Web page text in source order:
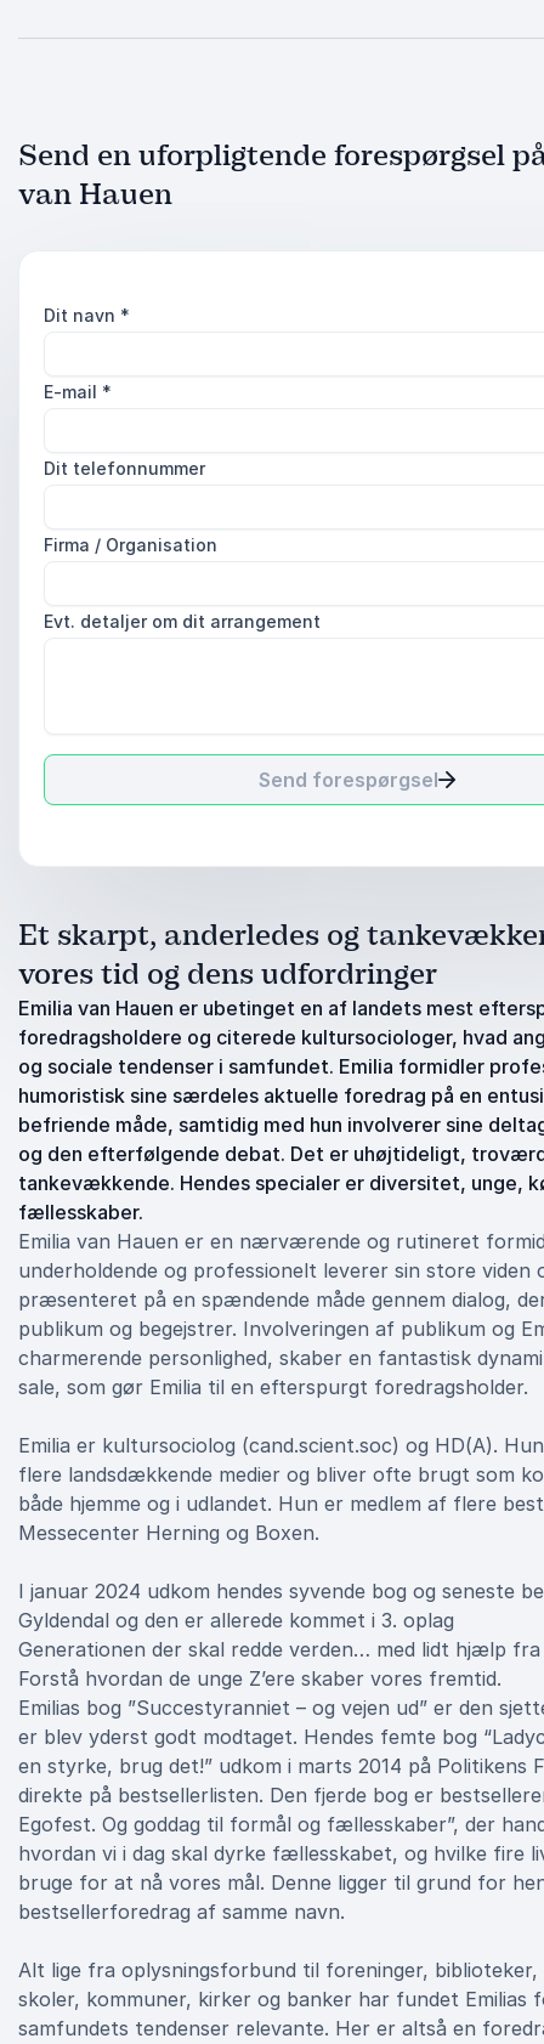
Send en uforpligtende forespørgsel
van Hauen
Dit navn *
E-mail *
Dit telefonnummer
Firma / Organisation
Evt. detaljer om dit arrangement
Send forespørgsel
Et skarpt, anderledes og
vores tid og dens udfordringer
Emilia van Hauen er ubetinget en af landets mest
foredragsholdere og citerede kultursociologer, hvad
og sociale tendenser i samfundet. Emilia formidler
humoristisk sine særdeles aktuelle foredrag på en
befriende måde, samtidig med hun involverer sine
og den efterfølgende debat. Det er uhøjtideligt,
tankevækkende. Hendes specialer er diversitet, unge,
fællesskaber.
Emilia van Hauen er en nærværende og rutineret
underholdende og professionelt leverer sin store viden
præsenteret på en spændende måde gennem dialog,
publikum og begejstrer. Involveringen af publikum og
charmerende personlighed, skaber en fantastisk
sale, som gør Emilia til en efterspurgt foredragsholder.
Emilia er kultursociolog (cand.scient.soc) og HD(A).
flere landsdækkende medier og bliver ofte brugt som
både hjemme og i udlandet. Hun er medlem af flere
Messecenter Herning og Boxen.
I januar 2024 udkom hendes syvende bog og seneste
Gyldendal og den er allerede kommet i 3. oplag
Generationen der skal redde verden… med lidt hjælp fra
Forstå hvordan de unge Z’ere skaber vores fremtid.
Emilias bog ”Succestyranniet – og vejen ud” er den
er blev yderst godt modtaget. Hendes femte bog
en styrke, brug det!” udkom i marts 2014 på Politikens
direkte på bestsellerlisten. Den fjerde bog er
Egofest. Og goddag til formål og fællesskaber”, der
hvordan vi i dag skal dyrke fællesskabet, og hvilke fire
bruge for at nå vores mål. Denne ligger til grund for
bestsellerforedrag af samme navn.
Alt lige fra oplysningsforbund til foreninger, biblioteker,
skoler, kommuner, kirker og banker har fundet Emilias
samfundets tendenser relevante. Her er altså en